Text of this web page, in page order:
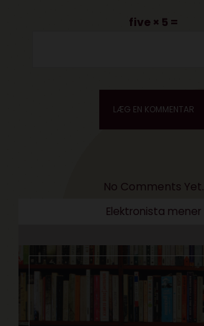
five × 5 =
No Comments Yet.
Elektronista mener